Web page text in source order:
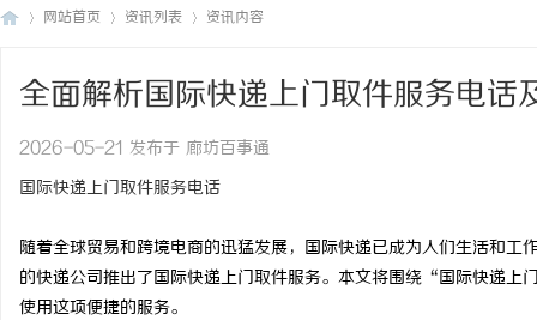
网站首页 资讯列表 资讯内容
全面解析国际快递上门取件服务电话
2026-05-21 发布于 廊坊百事通
国际快递上门取件服务电话
随着全球贸易和跨境电商的迅猛发展，国际快递已成为人们生活和
的快递公司推出了国际快递上门取件服务。本文将围绕“国际快递
使用这项便捷的服务。